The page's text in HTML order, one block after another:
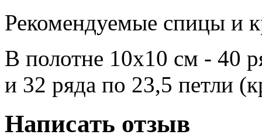
Рекомендуемые спицы и
В полотне 10х10 см - 40
и 32 ряда по 23,5 петли
Написать отзыв